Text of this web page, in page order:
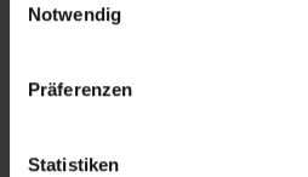
Notwendig
Präferenzen
Statistiken
Herbstfarbenrausch 2